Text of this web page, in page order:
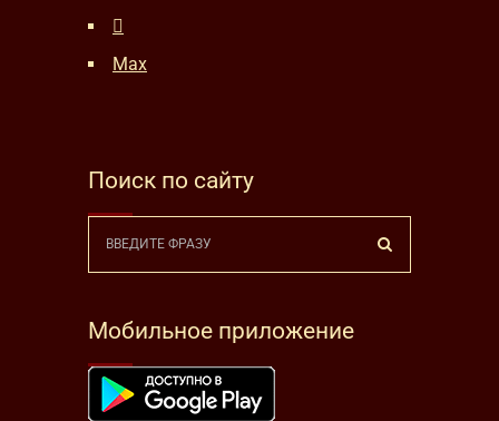
Max
Поиск по сайту
Мобильное приложение